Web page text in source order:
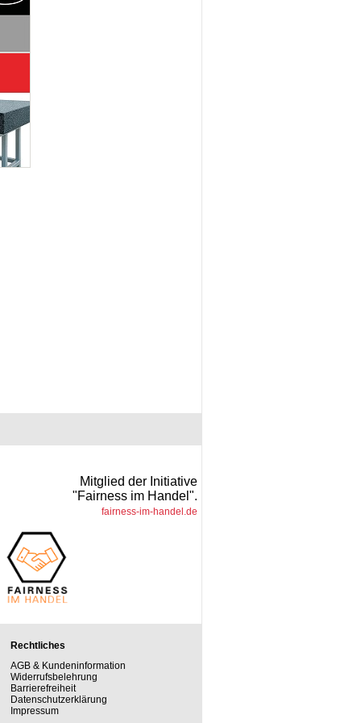
Mitglied der Initiative
"Fairness im Handel".
fairness-im-handel.de
Rechtliches
AGB & Kundeninformation
Widerrufsbelehrung
Barrierefreiheit
Datenschutzerklärung
Impressum